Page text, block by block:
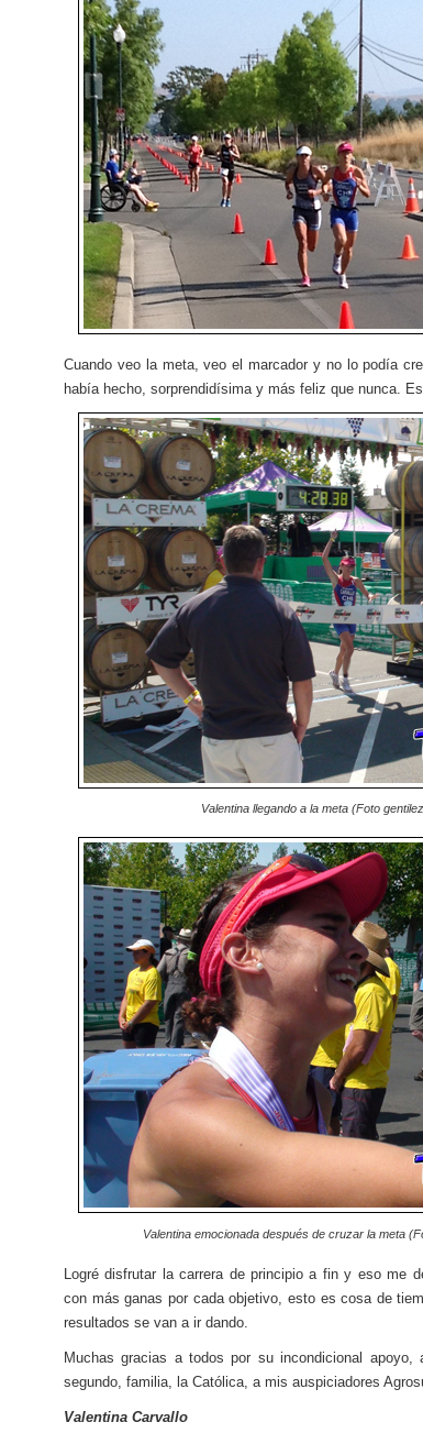
Cuando veo la meta, veo el marcador y no lo podía
había hecho, sorprendidísima y más feliz que nunca.
Valentina llegando a la meta (Foto
Valentina emocionada después de cruzar la meta
Logré disfrutar la carrera de principio a fin y eso me
con más ganas por cada objetivo, esto es cosa de
resultados se van a ir dando.
Muchas gracias a todos por su incondicional
segundo, familia, la Católica, a mis auspiciadores
Valentina Carvallo